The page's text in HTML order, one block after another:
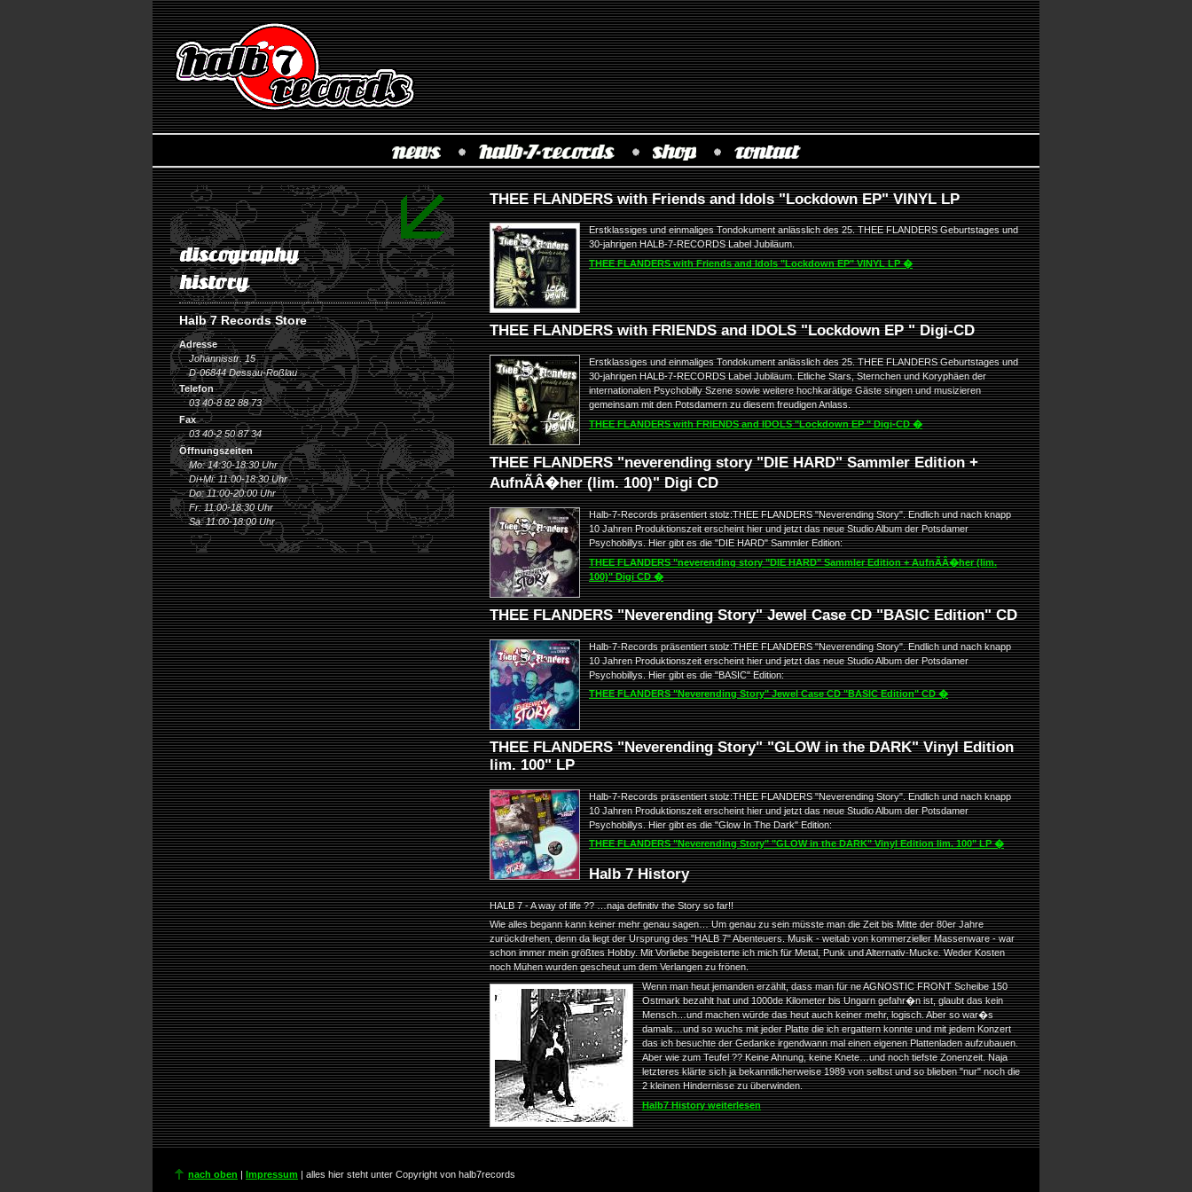
THEE FLANDERS with Friends and Idols "Lockdown EP" VINYL LP
Erstklassiges und einmaliges Tondokument anlässlich des 25. THEE FLANDERS Geburtstages und
30-jahrigen HALB-7-RECORDS Label Jubiläum.
THEE FLANDERS with Friends and Idols "Lockdown EP" VINYL LP �
THEE FLANDERS with FRIENDS and IDOLS "Lockdown EP " Digi-CD
Erstklassiges und einmaliges Tondokument anlässlich des 25. THEE FLANDERS Geburtstages und
30-jahrigen HALB-7-RECORDS Label Jubiläum. Etliche Stars, Sternchen und Koryphäen der
internationalen Psychobilly Szene sowie weitere hochkarätige Gäste singen und musizieren
gemeinsam mit den Potsdamern zu diesem freudigen Anlass.
THEE FLANDERS with FRIENDS and IDOLS "Lockdown EP " Digi-CD �
THEE FLANDERS "neverending story "DIE HARD" Sammler Edition +
AufnÃÂ�her (lim. 100)" Digi CD
Halb-7-Records präsentiert stolz:THEE FLANDERS "Neverending Story". Endlich und nach knapp
10 Jahren Produktionszeit erscheint hier und jetzt das neue Studio Album der Potsdamer
Psychobillys. Hier gibt es die "DIE HARD" Sammler Edition:
THEE FLANDERS "neverending story "DIE HARD" Sammler Edition + AufnÃÂ�her (lim.
100)" Digi CD �
THEE FLANDERS "Neverending Story" Jewel Case CD "BASIC Edition" CD
Halb-7-Records präsentiert stolz:THEE FLANDERS "Neverending Story". Endlich und nach knapp
10 Jahren Produktionszeit erscheint hier und jetzt das neue Studio Album der Potsdamer
Psychobillys. Hier gibt es die "BASIC" Edition:
THEE FLANDERS "Neverending Story" Jewel Case CD "BASIC Edition" CD �
THEE FLANDERS "Neverending Story" "GLOW in the DARK" Vinyl Edition
lim. 100" LP
Halb-7-Records präsentiert stolz:THEE FLANDERS "Neverending Story". Endlich und nach knapp
10 Jahren Produktionszeit erscheint hier und jetzt das neue Studio Album der Potsdamer
Psychobillys. Hier gibt es die "Glow In The Dark" Edition:
THEE FLANDERS "Neverending Story" "GLOW in the DARK" Vinyl Edition lim. 100" LP �
Halb 7 History
HALB 7 - A way of life ?? …naja definitiv the Story so far!!
Wie alles begann kann keiner mehr genau sagen… Um genau zu sein müsste man die Zeit bis Mitte der 80er Jahre
zurückdrehen, denn da liegt der Ursprung des "HALB 7" Abenteuers. Musik - weitab von kommerzieller Massenware - war
schon immer mein größtes Hobby. Mit Vorliebe begeisterte ich mich für Metal, Punk und Alternativ-Mucke. Weder Kosten
noch Mühen wurden gescheut um dem Verlangen zu frönen.
Wenn man heut jemanden erzählt, dass man für ne AGNOSTIC FRONT Scheibe 150
Ostmark bezahlt hat und 1000de Kilometer bis Ungarn gefahr�n ist, glaubt das kein
Mensch…und machen würde das heut auch keiner mehr, logisch. Aber so war�s
damals…und so wuchs mit jeder Platte die ich ergattern konnte und mit jedem Konzert
das ich besuchte der Gedanke irgendwann mal einen eigenen Plattenladen aufzubauen.
Aber wie zum Teufel ?? Keine Ahnung, keine Knete…und noch tiefste Zonenzeit. Naja
letzteres klärte sich ja bekanntlicherweise 1989 von selbst und so blieben "nur" noch die
2 kleinen Hindernisse zu überwinden.
Halb7 History weiterlesen
Halb 7 Records Store
Adresse
Johannisstr. 15
D-06844 Dessau-Roßlau
Telefon
03 40-8 82 88 73
Fax
03 40-2 50 87 34
Öffnungszeiten
Mo: 14:30-18:30 Uhr
Di+Mi: 11:00-18:30 Uhr
Do: 11:00-20:00 Uhr
Fr: 11:00-18:30 Uhr
Sa: 11:00-18:00 Uhr
nach oben | Impressum | alles hier steht unter Copyright von halb7records